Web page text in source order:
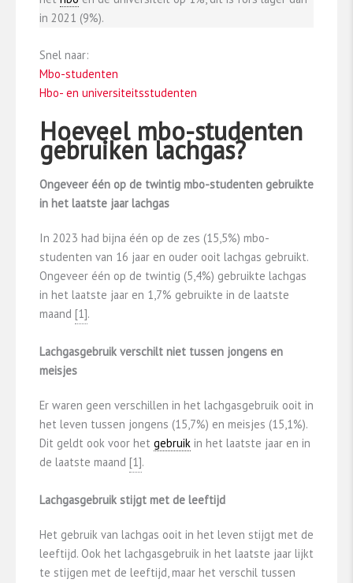
in 2021 (9%).
Snel naar:
Mbo-studenten
Hbo- en universiteitsstudenten
Hoeveel mbo-studenten
gebruiken lachgas?
Ongeveer één op de twintig mbo-studenten gebruikte
in het laatste jaar lachgas
In 2023 had bijna één op de zes (15,5%) mbo-
studenten van 16 jaar en ouder ooit lachgas gebruikt.
Ongeveer één op de twintig (5,4%) gebruikte lachgas
in het laatste jaar en 1,7% gebruikte in de laatste
maand ​[1]​.
Lachgasgebruik verschilt niet tussen jongens en
meisjes
Er waren geen verschillen in het lachgasgebruik ooit in
het leven tussen jongens (15,7%) en meisjes (15,1%).
Dit geldt ook voor het gebruik in het laatste jaar en in
de laatste maand ​[1]​.
Lachgasgebruik stijgt met de leeftijd
Het gebruik van lachgas ooit in het leven stijgt met de
leeftijd. Ook het lachgasgebruik in het laatste jaar lijkt
te stijgen met de leeftijd, maar het verschil tussen